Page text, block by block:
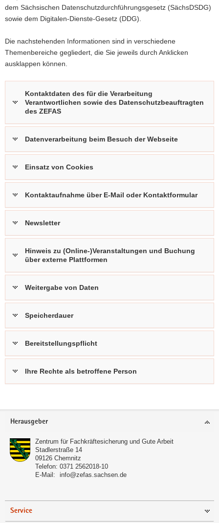
dem Sächsischen Datenschutzdurchführungsgesetz (SächsDSDG)
sowie dem Digitalen-Dienste-Gesetz (DDG).
Die nachstehenden Informationen sind in verschiedene
Themenbereiche gegliedert, die Sie jeweils durch Anklicken
ausklappen können.
Kontaktdaten des für die Verarbeitung
Verantwortlichen sowie des Datenschutzbeauftragten
des ZEFAS
Datenverarbeitung beim Besuch der Webseite
Einsatz von Cookies
Kontaktaufnahme über E-Mail oder Kontaktformular
Newsletter
Hinweis zu (Online-)Veranstaltungen und Buchung
über externe Plattformen
Weitergabe von Daten
Speicherdauer
Bereitstellungspflicht
Ihre Rechte als betroffene Person
Footer-
Herausgeber
Zentrum für Fachkräftesicherung und Gute Arbeit
Stadlerstraße 14
09126 Chemnitz
Telefon: 0371 2562018-10
E-Mail:
info@zefas.sachsen.de
Service